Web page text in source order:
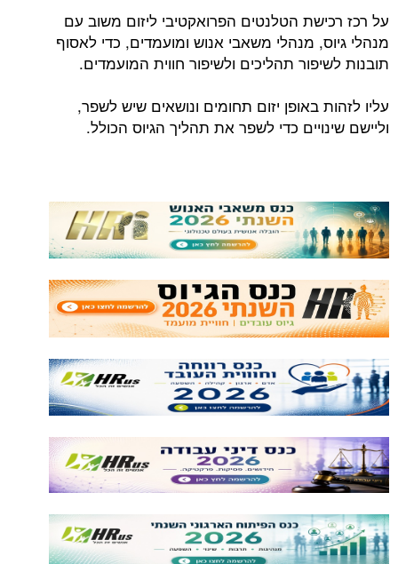
על רכז רכישת הטלנטים הפרואקטיבי ליזום משוב עם
מנהלי גיוס, מנהלי משאבי אנוש ומועמדים, כדי לאסוף
תובנות לשיפור תהליכים ולשיפור חווית המועמדים.
עליו לזהות באופן יזום תחומים ונושאים שיש לשפר,
וליישם שינויים כדי לשפר את תהליך הגיוס הכולל.